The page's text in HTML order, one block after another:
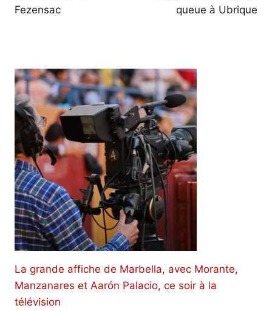
Fezensac
queue à Ubrique
La grande affiche de Marbella, avec Morante,
Manzanares et Aarón Palacio, ce soir à la
télévision